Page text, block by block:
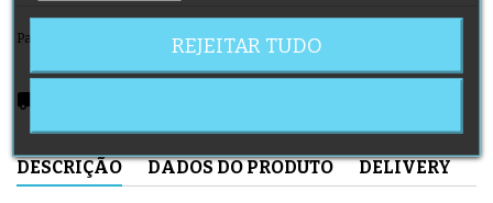
Partilhar
local_shipping
DESCRIÇÃO DADOS DO PRODUTO DELIVERY
REJEITAR TUDO